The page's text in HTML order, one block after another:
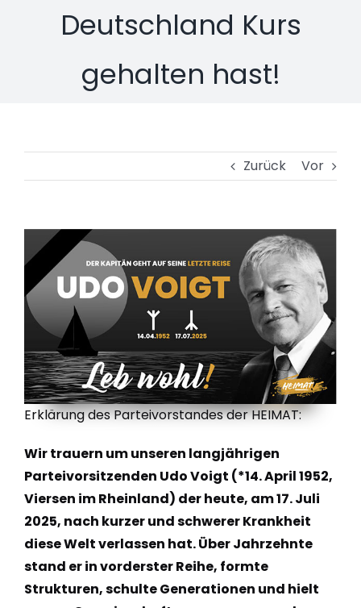
Deutschland Kurs
gehalten hast!
Zurück Vor
Erklärung des Parteivorstandes der HEIMAT:
Wir trauern um unseren langjährigen
Parteivorsitzenden Udo Voigt (*14. April 1952,
Viersen im Rheinland) der heute, am 17. Juli
2025, nach kurzer und schwerer Krankheit
diese Welt verlassen hat. Über Jahrzehnte
stand er in vorderster Reihe, formte
Strukturen, schulte Generationen und hielt